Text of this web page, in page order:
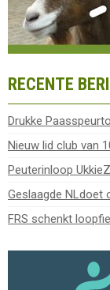
RECENTE
Drukke
Nieuw lid club van
Peuterinloop UkkieZ
Geslaagde NLdoet
FRS schenkt